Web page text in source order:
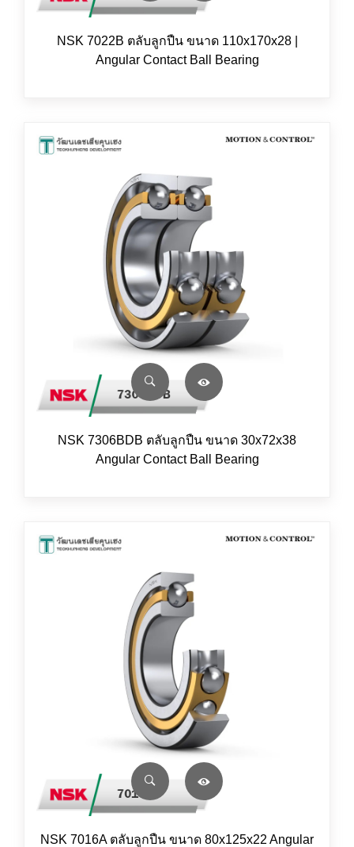
NSK 7022B ตลับลูกปืน ขนาด 110x170x28 |
Angular Contact Ball Bearing
NSK 7306BDB ตลับลูกปืน ขนาด 30x72x38
Angular Contact Ball Bearing
NSK 7016A ตลับลูกปืน ขนาด 80x125x22 Angular